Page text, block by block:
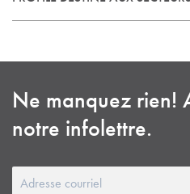
ainsi que des composants moulés
l’environnement visé (UV,
chimiques), les normes requises
ASTM, SAE) et les quantités prévues.
Ne manquez rien!
notre infolettre.